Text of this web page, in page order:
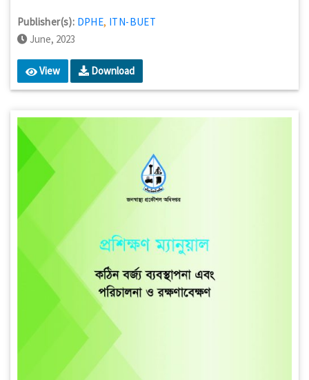
Publisher(s): DPHE, ITN-BUET
June, 2023
View Download